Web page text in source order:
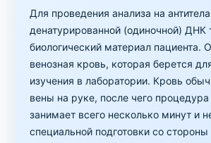
Для проведения анализа на
денатурированной (одиночной) ДНК
биологический материал пациента.
венозная кровь, которая берется
изучения в лаборатории. Кровь
вены на руке, после чего процедура
занимает всего несколько минут и
специальной подготовки со стороны